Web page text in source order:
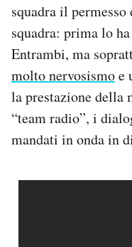
squadra il
squadra: prima lo
Entrambi, ma
molto nervosismoe
la prestazione della
“team radio”, i
mandati in onda in